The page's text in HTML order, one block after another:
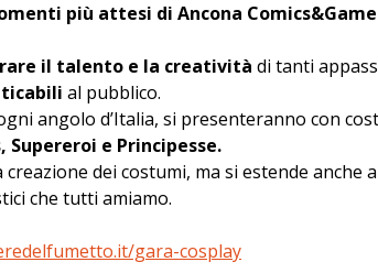
più attesi di Ancona
il talento e la creatività di tanti
al pubblico.
angolo d’Italia, si presenteranno con
e Principesse.
dei costumi, ma si estende
che tutti amiamo.
gara-cosplay